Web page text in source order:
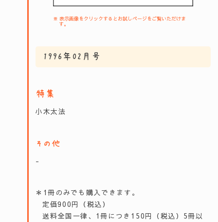
※ 表示画像をクリックするとお試しページをご覧いただけま
す。
1996年02月号
特集
小木太法
その他
-
＊1冊のみでも購入できます。
定価900円（税込）
送料全国一律、1冊につき150円（税込）5冊以